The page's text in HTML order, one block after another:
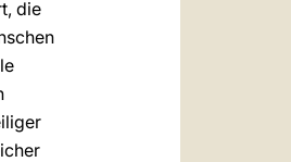
die